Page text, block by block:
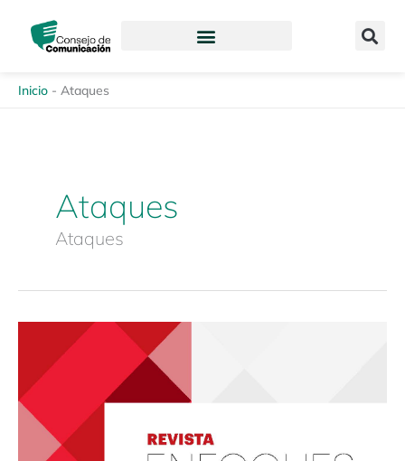
contenido
Inicio - Ataques
Ataques
Ataques
Enfoques
la
Comunicación
«Comunicación